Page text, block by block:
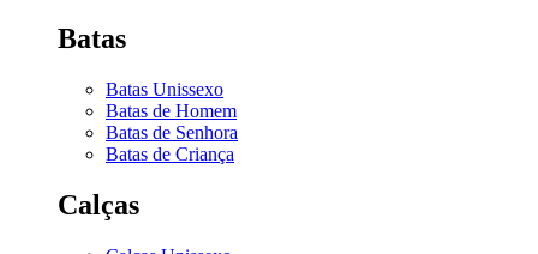
Batas
Batas Unissexo
Batas de Homem
Batas de Senhora
Batas de Criança
Calças